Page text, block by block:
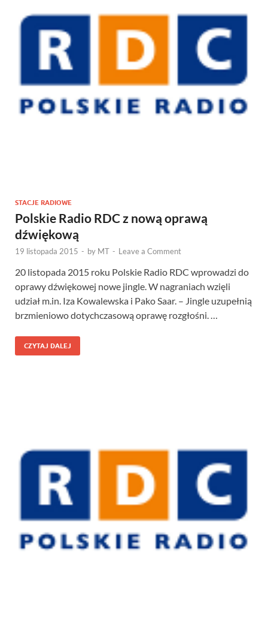
STACJE RADIOWE
Polskie Radio RDC z nową oprawą
dźwiękową
19 listopada 2015 - by MT - Leave a Comment
20 listopada 2015 roku Polskie Radio RDC wprowadzi do
oprawy dźwiękowej nowe jingle. W nagraniach wzięli
udział m.in. Iza Kowalewska i Pako Saar. – Jingle uzupełnią
brzmieniowo dotychczasową oprawę rozgłośni. …
CZYTAJ DALEJ